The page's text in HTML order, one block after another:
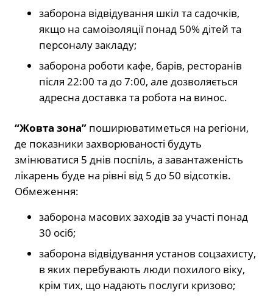
заборона відвідування шкіл та садочків,
якщо на самоізоляції понад 50% дітей та
персоналу закладу;
заборона роботи кафе, барів, ресторанів
після 22:00 та до 7:00, але дозволяється
адресна доставка та робота на винос.
“Жовта зона” поширюватиметься на регіони,
де показники захворюваності будуть
змінюватися 5 днів поспіль, а завантаженість
лікарень буде на рівні від 5 до 50 відсотків.
Обмеження:
заборона масових заходів за участі понад
30 осіб;
заборона відвідування установ соцзахисту,
в яких перебувають люди похилого віку,
крім тих, що надають послуги кризово;